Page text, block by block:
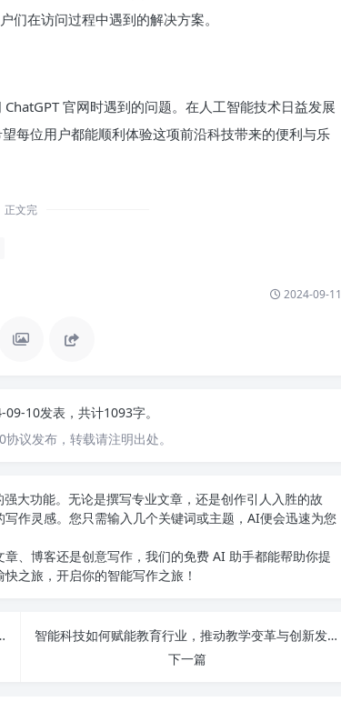
们在访问过程中遇到的解决方案。
官网时遇到的问题。在人工智能技术日益发展
每位用户都能顺利体验这项前沿科技带来的便利与乐
正文完
2024-09-11
09-10发表，共计1093字。
议发布，转载请注明出处。
强大功能。无论是撰写专业文章，还是创作引人入胜的故
作灵感。您只需输入几个关键词或主题，AI便会迅速为您
、博客还是创意写作，我们的免费 AI 助手都能帮助你提
快之旅，开启你的智能写作之旅！
行业实现创新与变革
智能科技如何赋能教育行业，推动教学变革与创新发展？
下一篇